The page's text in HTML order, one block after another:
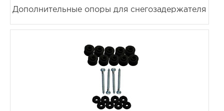
Дополнительные опоры для снегозадержателя